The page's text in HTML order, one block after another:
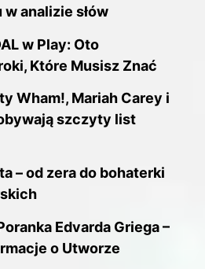
analizie słów
w Play: Oto
Które Musisz Znać
Wham!, Mariah Carey i
szczyty list
– od zera do bohaterki
Edvarda Griega –
o Utworze